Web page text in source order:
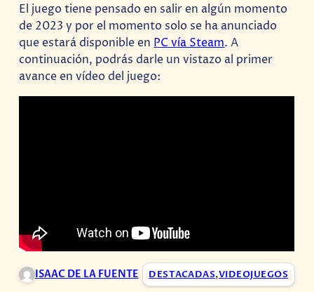
El juego tiene pensado en salir en algún momento
de 2023 y por el momento solo se ha anunciado
que estará disponible en PC vía Steam. A
continuación, podrás darle un vistazo al primer
avance en vídeo del juego:
ISAAC DE LA FUENTE DESTACADAS,VIDEOJUEGOS